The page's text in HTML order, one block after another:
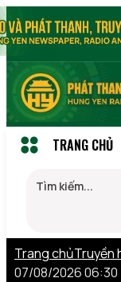
TRANG CHỦ
Trang chủTruyền
07/08/2026 06:30